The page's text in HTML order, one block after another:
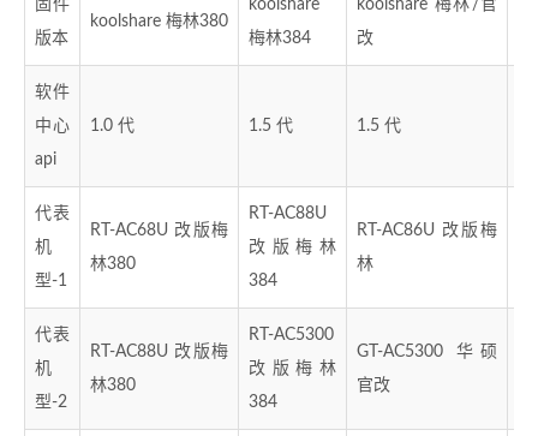
固件
版本
koolshare 梅林380
koolshare
梅林384
koolshare 梅林/官
改
软件
中心
api
1.0 代 1.5 代 1.5 代
代表
机
型-1
RT-AC68U 改版梅
林380
RT-AC88U
改版梅林
384
RT-AC86U 改版梅
林
代表
机
型-2
RT-AC88U 改版梅
林380
RT-AC5300
改版梅林
384
GT-AC5300 华硕
官改